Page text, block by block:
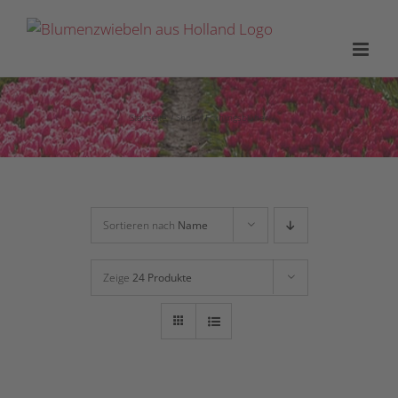
Inhalt
Startseite Shop Frühlingsblüher
Sortieren nach Name
Zeige 24 Produkte